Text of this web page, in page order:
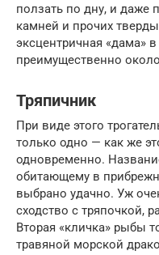
ползать по дну, и даже
камней и прочих
эксцентричная «дама»
преимущественно
Тряпичник
При виде этого
только одно — как же
одновременно.
обитающему в
выбрано удачно. Уж
сходство с тряпочкой,
Вторая «кличка» рыбы
травяной морской